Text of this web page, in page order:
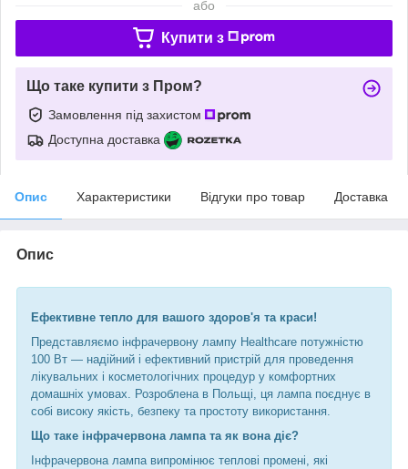
або
Купити з
Що таке купити з Пром?
Замовлення під захистом
Доступна доставка
Опис Характеристики Відгуки про товар Доставка
Опис
Ефективне тепло для вашого здоров'я та краси!
Представляємо інфрачервону лампу Healthcare потужністю
100 Вт — надійний і ефективний пристрій для проведення
лікувальних і косметологічних процедур у комфортних
домашніх умовах. Розроблена в Польщі, ця лампа поєднує в
собі високу якість, безпеку та простоту використання.
Що таке інфрачервона лампа та як вона діє?
Інфрачервона лампа випромінює теплові промені, які